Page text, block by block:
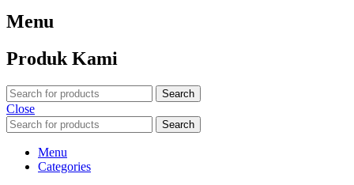
Menu
Produk Kami
Search
Close
Search
Menu
Categories